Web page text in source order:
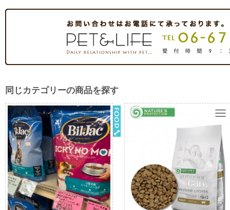
同じカテゴリーの商品を探す